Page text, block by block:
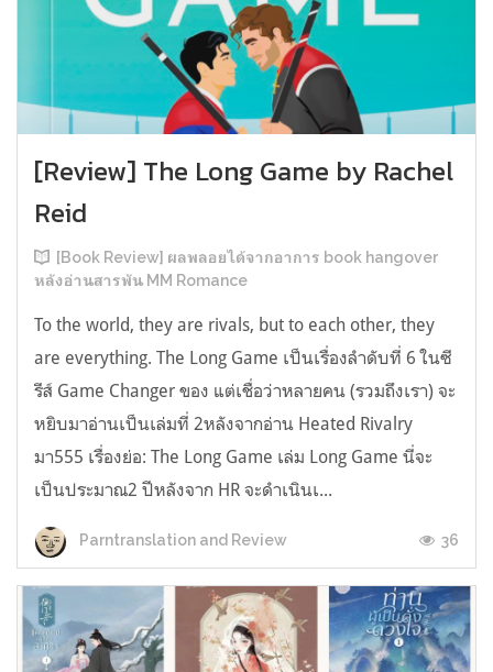
[Review] The Long Game by Rachel
Reid
[Book Review] ผลพลอยได้จากอาการ book hangover
หลังอ่านสารพัน MM Romance
To the world, they are rivals, but to each other, they
are everything. The Long Game เป็นเรื่องลำดับที่ 6 ในซี
รีส์ Game Changer ของ แต่เชื่อว่าหลายคน (รวมถึงเรา) จะ
หยิบมาอ่านเป็นเล่มที่ 2หลังจากอ่าน Heated Rivalry
มา555 เรื่องย่อ: The Long Game เล่ม Long Game นี่จะ
เป็นประมาณ2 ปีหลังจาก HR จะดำเนินเ...
Parntranslation and Review 36